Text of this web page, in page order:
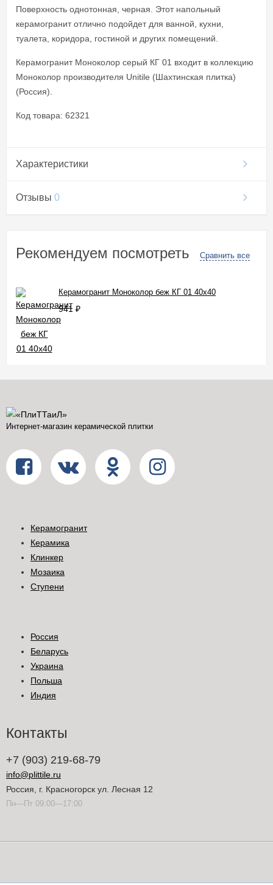
Поверхность однотонная, черная. Этот напольный
керамогранит отлично подойдет для ванной, кухни,
туалета, коридора, гостиной и других помещений.
Керамогранит Моноколор серый КГ 01 входит в коллекцию
Моноколор производителя Unitile (Шахтинская плитка)
(Россия).
Код товара: 62321
Характеристики
Отзывы 0
Рекомендуем посмотреть Сравнить все
Керамогранит Моноколор беж КГ 01 40x40
941 ₽
Интернет-магазин керамической плитки
Керамогранит
Керамика
Клинкер
Мозаика
Ступени
Россия
Беларусь
Украина
Польша
Индия
Контакты
+7 (903) 219-68-79
info@plittile.ru
Россия, г. Красногорск ул. Лесная 12
Пн—Пт 09:00—17:00